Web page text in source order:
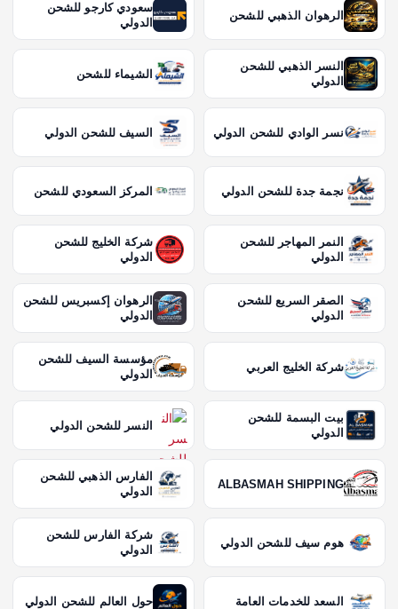
الرهوان الذهبي للشحن
سعودي كارجو للشحن
الدولي
النسر الذهبي للشحن
الدولي
الشيماء للشحن
نسر الوادي للشحن الدولي السيف للشحن الدولي
نجمة جدة للشحن الدولي المركز السعودي للشحن
النمر المهاجر للشحن
الدولي
شركة الخليج للشحن
الدولي
الصقر السريع للشحن
الدولي
الرهوان إكسبريس للشحن
الدولي
شركة الخليج العربي
مؤسسة السيف للشحن
الدولي
بيت البسمة للشحن
الدولي
النسر للشحن الدولي
ALBASMAH SHIPPING
الفارس الذهبي للشحن
الدولي
هوم سيف للشحن الدولي
شركة الفارس للشحن
الدولي
السعد للخدمات العامة حول العالم للشحن الدولي